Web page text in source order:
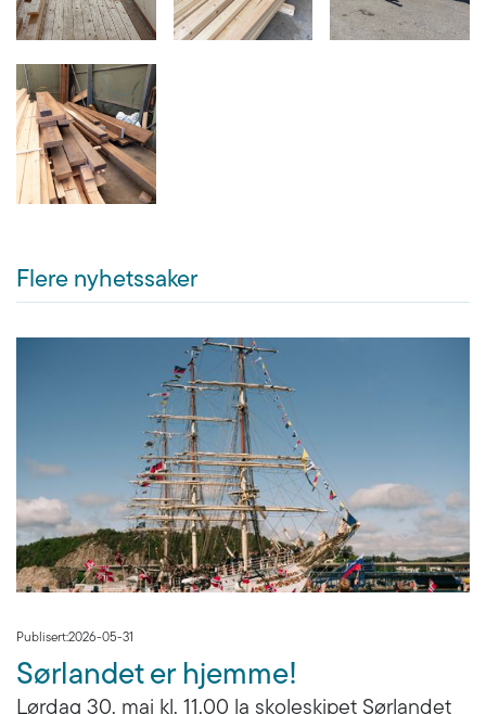
Flere nyhetssaker
Publisert:2026-05-31
Sørlandet er hjemme!
Lørdag 30. mai kl. 11.00 la skoleskipet Sørlandet